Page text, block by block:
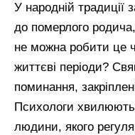
У народній традиції
до померлого
не можна робити це
життєві періоди?
поминання,
Психологи
людини, якого